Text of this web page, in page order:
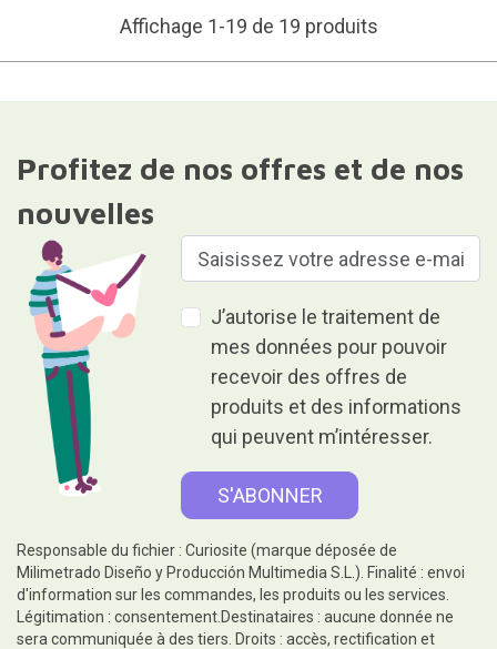
Affichage 1-19 de 19 produits
Profitez de nos offres et de nos
nouvelles
J’autorise le traitement de
mes données pour pouvoir
recevoir des offres de
produits et des informations
qui peuvent m’intéresser.
Responsable du fichier : Curiosite (marque déposée de
Milimetrado Diseño y Producción Multimedia S.L.). Finalité : envoi
d'information sur les commandes, les produits ou les services.
Légitimation : consentement.Destinataires : aucune donnée ne
sera communiquée à des tiers. Droits : accès, rectification et